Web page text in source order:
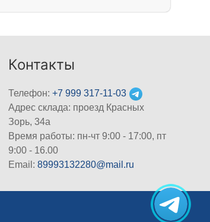
Контакты
Телефон:+7 999 317-11-03
Адрес склада: проезд Красных
Зорь, 34а
Время работы: пн-чт 9:00 - 17:00, пт
9:00 - 16.00
Email:89993132280@mail.ru